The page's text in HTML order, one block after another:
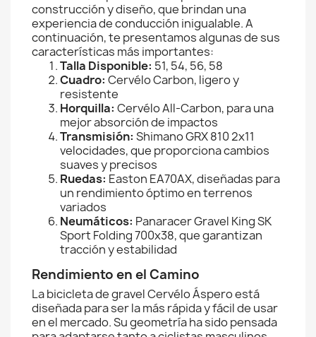
construcción y diseño, que brindan una
experiencia de conducción inigualable. A
continuación, te presentamos algunas de sus
características más importantes:
Talla Disponible: 51, 54, 56, 58
Cuadro: Cervélo Carbon, ligero y
resistente
Horquilla: Cervélo All-Carbon, para una
mejor absorción de impactos
Transmisión: Shimano GRX 810 2x11
velocidades, que proporciona cambios
suaves y precisos
Ruedas: Easton EA70AX, diseñadas para
un rendimiento óptimo en terrenos
variados
Neumáticos: Panaracer Gravel King SK
Sport Folding 700x38, que garantizan
tracción y estabilidad
Rendimiento en el Camino
La bicicleta de gravel Cervélo Áspero está
diseñada para ser la más rápida y fácil de usar
en el mercado. Su geometría ha sido pensada